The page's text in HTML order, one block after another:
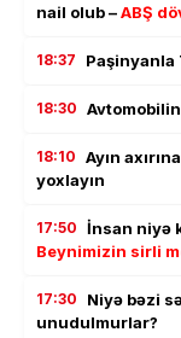
nail olub –ABŞ
18:37 Paşinyanla
18:30
18:10 Ayın
yoxlayın
17:50 İnsan niyə
Beynimizin sirli
17:30
Niyə bəzi
unudulmurlar?